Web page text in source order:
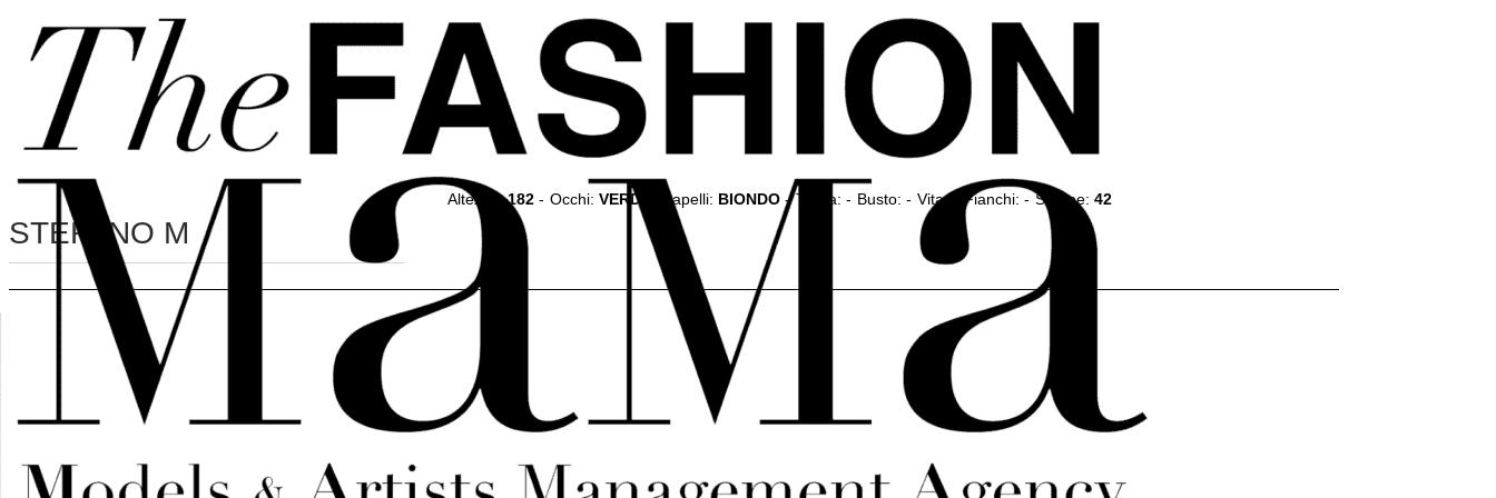
Vai al contenuto principale Vai al piè di pagina
STEFANO M
Altezza:182 - Occhi:VERDI Capelli: BIONDO - Taglia:- Busto:- Vita: Fianchi:- Scarpe:42